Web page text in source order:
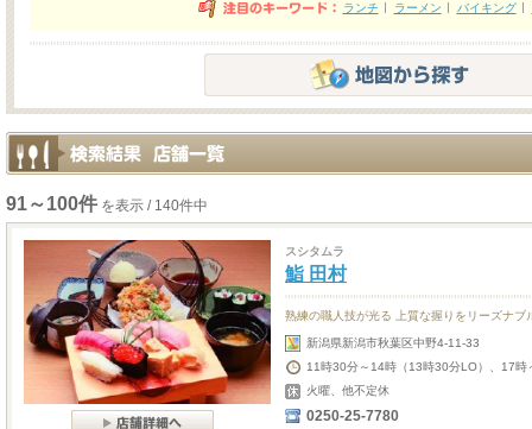
ランチ ラーメン バイキング
91～100件 を表示 / 140件中
スシタムラ
鮨 田村
熟練の職人技が光る 上質な握りをリーズナブ
新潟県新潟市秋葉区中野4-11-33
11時30分～14時（13時30分LO）、17時
火曜、他不定休
0250-25-7780